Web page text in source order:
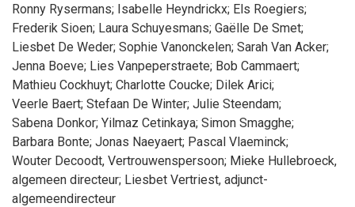
Ronny Rysermans; Isabelle Heyndrickx; Els Roegiers;
Frederik Sioen; Laura Schuyesmans; Gaëlle De Smet;
Liesbet De Weder; Sophie Vanonckelen; Sarah Van Acker;
Jenna Boeve; Lies Vanpeperstraete; Bob Cammaert;
Mathieu Cockhuyt; Charlotte Coucke; Dilek Arici;
Veerle Baert; Stefaan De Winter; Julie Steendam;
Sabena Donkor; Yilmaz Cetinkaya; Simon Smagghe;
Barbara Bonte; Jonas Naeyaert; Pascal Vlaeminck;
Wouter Decoodt, Vertrouwenspersoon; Mieke Hullebroeck,
algemeen directeur; Liesbet Vertriest, adjunct-
algemeendirecteur